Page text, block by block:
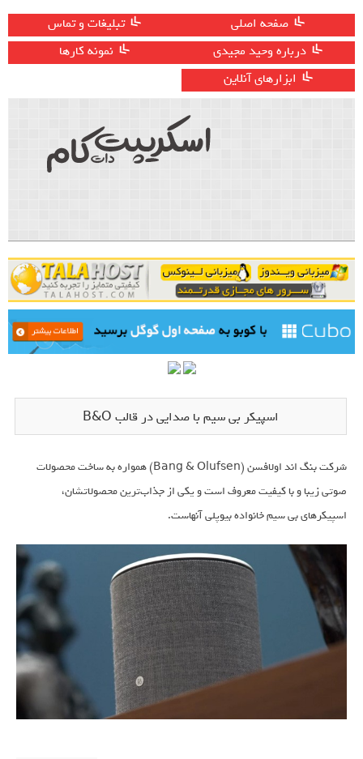
صفحه اصلی
تبلیغات و تماس
درباره وحید مجیدی
نمونه کارها
ابزارهای آنلاین
اسپیکر بی سیم با صدایی در قالب B&O
شرکت بنگ اند اولافسن (Bang & Olufsen) همواره به ساخت محصولات
صوتی زیبا و با کیفیت معروف است و یکی از جذاب‌ترین محصولاتشان،
اسپیکرهای بی سیم خانواده بیوپلی آنهاست.